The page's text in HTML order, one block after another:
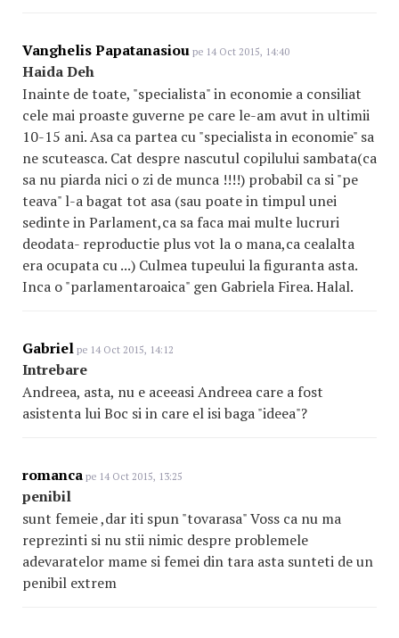
Vanghelis Papatanasiou pe 14 Oct 2015, 14:40
Haida Deh
Inainte de toate, "specialista" in economie a consiliat
cele mai proaste guverne pe care le-am avut in ultimii
10-15 ani. Asa ca partea cu "specialista in economie" sa
ne scuteasca. Cat despre nascutul copilului sambata(ca
sa nu piarda nici o zi de munca !!!!) probabil ca si "pe
teava" l-a bagat tot asa (sau poate in timpul unei
sedinte in Parlament,ca sa faca mai multe lucruri
deodata- reproductie plus vot la o mana,ca cealalta
era ocupata cu ...) Culmea tupeului la figuranta asta.
Inca o "parlamentaroaica" gen Gabriela Firea. Halal.
Gabriel pe 14 Oct 2015, 14:12
Intrebare
Andreea, asta, nu e aceeasi Andreea care a fost
asistenta lui Boc si in care el isi baga "ideea"?
romanca pe 14 Oct 2015, 13:25
penibil
sunt femeie ,dar iti spun "tovarasa" Voss ca nu ma
reprezinti si nu stii nimic despre problemele
adevaratelor mame si femei din tara asta sunteti de un
penibil extrem